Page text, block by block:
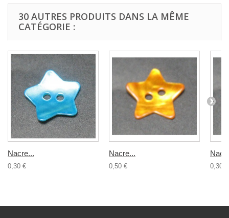
30 AUTRES PRODUITS DANS LA MÊME
CATÉGORIE :
Nacre...
0,30 €
Nacre...
0,50 € 0,30 €